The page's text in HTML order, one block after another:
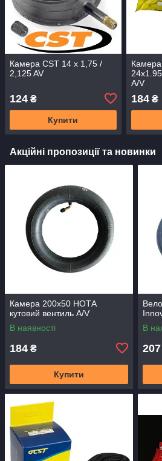
Камера CST 14 x 1,75 /
2,125 AV
124 ₴
Купити
A/V
184₴
Акційні пропозиції та новинки
Камера 200x50 НОТА
кутовий вентиль A/V
В наявності
184 ₴
Купити
В
207